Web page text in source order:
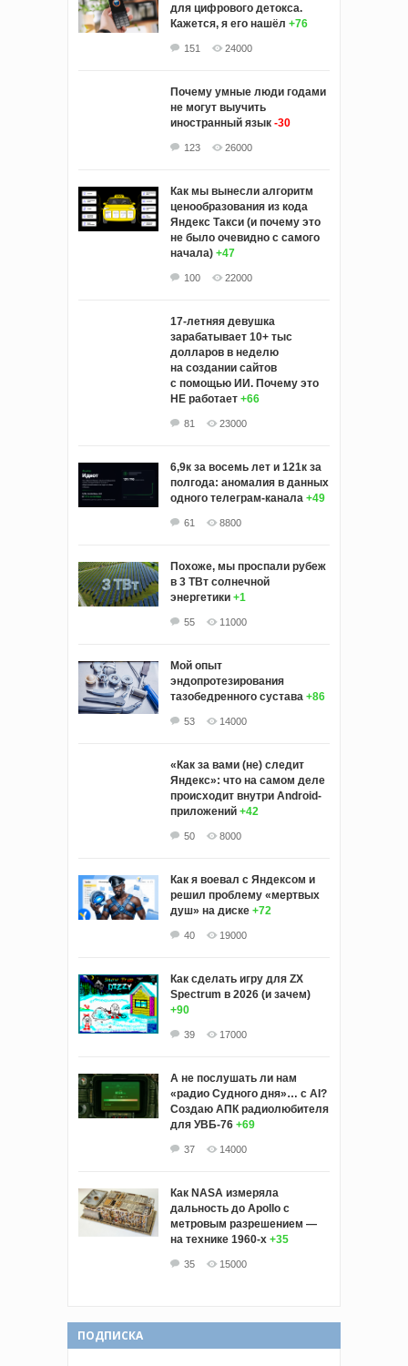
для цифрового детокса.
Кажется, я его нашёл +76
151 24000
Почему умные люди годами
не могут выучить
иностранный язык -30
123 26000
Как мы вынесли алгоритм
ценообразования из кода
Яндекс Такси (и почему это
не было очевидно с самого
начала) +47
100 22000
17-летняя девушка
зарабатывает 10+ тыс
долларов в неделю
на создании сайтов
с помощью ИИ. Почему это
НЕ работает +66
81 23000
6,9к за восемь лет и 121к за
полгода: аномалия в данных
одного телеграм-канала +49
61 8800
Похоже, мы проспали рубеж
в 3 ТВт солнечной
энергетики +1
55 11000
Мой опыт
эндопротезирования
тазобедренного сустава +86
53 14000
«Как за вами (не) следит
Яндекс»: что на самом деле
происходит внутри Android-
приложений +42
50 8000
Как я воевал с Яндексом и
решил проблему «мертвых
душ» на диске +72
40 19000
Как сделать игру для ZX
Spectrum в 2026 (и зачем)
+90
39 17000
А не послушать ли нам
«радио Судного дня»… с AI?
Создаю АПК радиолюбителя
для УВБ-76 +69
37 14000
Как NASA измеряла
дальность до Apollo с
метровым разрешением —
на технике 1960-х +35
35 15000
ПОДПИСКА